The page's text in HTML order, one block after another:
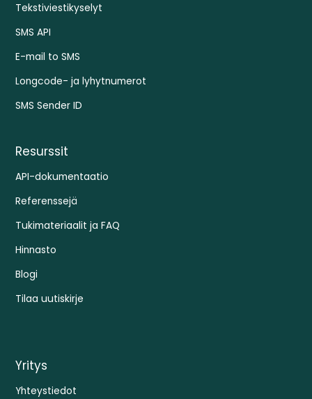
Tekstiviestikyselyt
SMS API
E-mail to SMS
Longcode- ja lyhytnumerot
SMS Sender ID
Resurssit
API-dokumentaatio
Referenssejä
Tukimateriaalit ja FAQ
Hinnasto
Blogi
Tilaa uutiskirje
Yritys
Yhteystiedot